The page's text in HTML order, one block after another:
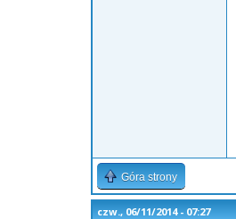
Góra strony
czw., 06/11/2014 - 07:27